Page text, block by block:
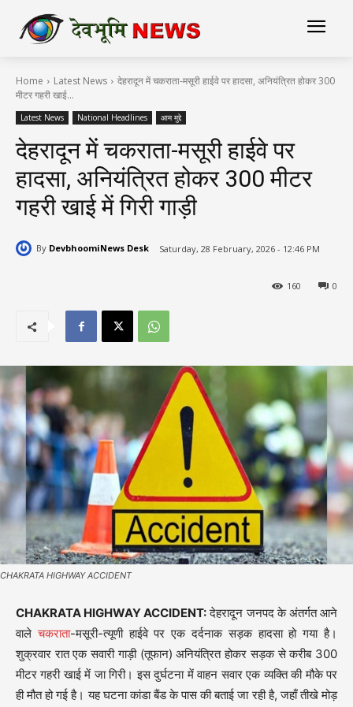
Home Latest News
देहरादून में चकराता-मसूरी हाईवे पर हादसा, अनियंत्रित होकर 300
मीटर गहरी खाई...
Latest News National Headlines आम मुद्दे
देहरादून में चकराता-मसूरी हाईवे पर
हादसा, अनियंत्रित होकर 300 मीटर
गहरी खाई में गिरी गाड़ी
By DevbhoomiNews Desk Saturday, 28 February, 2026 - 12:46 PM
0
160
CHAKRATA HIGHWAY ACCIDENT
CHAKRATA HIGHWAY ACCIDENT:देहरादून जनपद के अंतर्गत आने
वालेचकराता-मसूरी-त्यूणी हाईवे पर एक दर्दनाक सड़क हादसा हो गया है।
शुक्रवार रात एक सवारी गाड़ी (तूफान) अनियंत्रित होकर सड़क से करीब 300
मीटर गहरी खाई में जा गिरी। इस दुर्घटना में वाहन सवार एक व्यक्ति की मौके पर
ही मौत हो गई है। यह घटना कांडा बैंड के पास की बताई जा रही है, जहाँ तीखे मोड़